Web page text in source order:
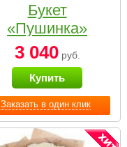
Заказать в один клик
Букет
«Пушинка»
3 040руб.
Купить